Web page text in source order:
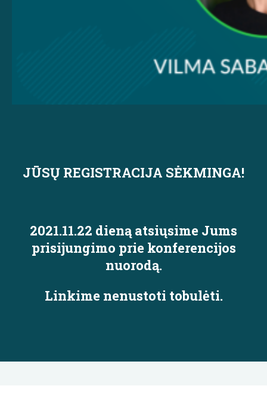
JŪSŲ REGISTRACIJA SĖKMINGA!
2021.11.22 dieną atsiųsime Jums
prisijungimo prie konferencijos
nuorodą.
Linkime nenustoti tobulėti.